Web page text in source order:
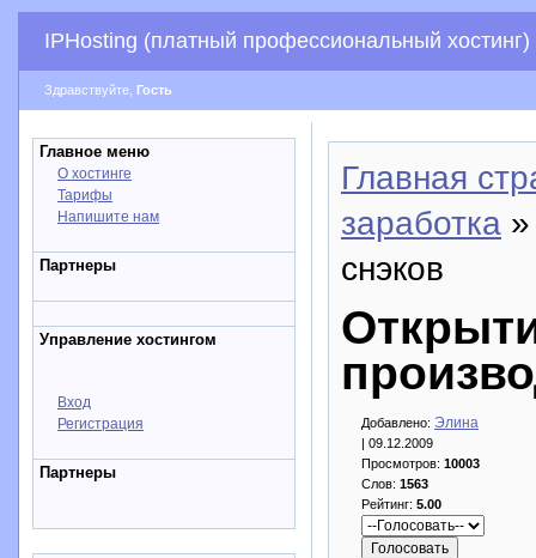
IPHosting (платный профессиональный хостинг)
Здравствуйте, Гость
Главное меню
О хостинге
Тарифы
Напишите нам
Партнеры
Управление хостингом
Вход
Регистрация
Партнеры
Главная
заработка
снэков
Добавлено: Элина
| 09.12.2009
Просмотров: 10003
Слов: 1563
Рейтинг: 5.00